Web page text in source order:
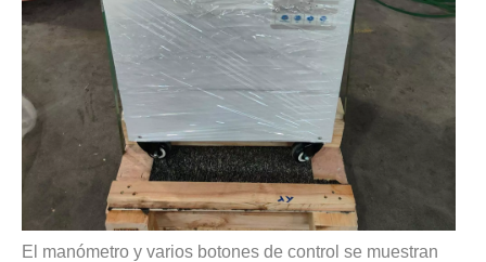
El manómetro y varios botones de control se muestran